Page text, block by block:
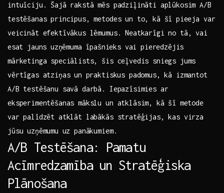
intuīciju. Šajā rakstā mēs padziļināti ​aplūkosim A/B
testēšanas principus, ‍metodes un ‍to, kā šī⁣ pieeja var
veicināt ‌efektīvākus lēmumus.​ Neatkarīgi no tā, vai
⁣esat‍ jauns ⁣uzņēmuma⁢ īpašnieks vai pieredzējis
mārketinga speciālists, šis ceļvedis sniegs jums
‌vērtīgas‍ atziņas un⁤ praktiskus padomus, kā izmantot‍
A/B testēšanu savā darbā. Iepazīsimies ar ​
eksperimentēšanas mākslu un atklāsim, ⁤kā šī metode‌
var palīdzēt ‍atklāt​ labākās stratēģijas,‌ kas virza
jūsu ​uzņēmumu ⁤uz panākumiem.
A/B ‌Testēšana: Pamatu
Acīmredzamība⁣ un ⁤Stratēģiska
Plānošana